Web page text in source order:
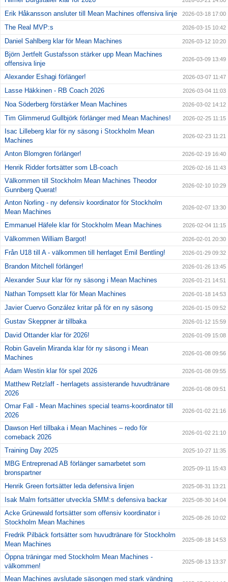
Erik Håkansson ansluter till Mean Machines offensiva linje 2026-03-18 17:00
The Real MVP:s 2026-03-15 10:42
Daniel Sahlberg klar för Mean Machines 2026-03-12 10:20
Björn Jertfelt Gustafsson stärker upp Mean Machines
offensiva linje
2026-03-09 13:49
Alexander Eshagi förlänger! 2026-03-07 11:47
Lasse Häkkinen - RB Coach 2026 2026-03-04 11:03
Noa Söderberg förstärker Mean Machines 2026-03-02 14:12
Tim Glimmerud Gullbjörk förlänger med Mean Machines! 2026-02-25 11:15
Isac Lilleberg klar för ny säsong i Stockholm Mean
Machines
2026-02-23 11:21
Anton Blomgren förlänger! 2026-02-19 16:40
Henrik Ridder fortsätter som LB-coach 2026-02-16 11:43
Välkommen till Stockholm Mean Machines Theodor
Gunnberg Querat!
2026-02-10 10:29
Anton Norling - ny defensiv koordinator för Stockholm
Mean Machines
2026-02-07 13:30
Emmanuel Häfele klar för Stockholm Mean Machines 2026-02-04 11:15
Välkommen William Bargot! 2026-02-01 20:30
Från U18 till A - välkommen till herrlaget Emil Bentling! 2026-01-29 09:32
Brandon Mitchell förlänger! 2026-01-26 13:45
Alexander Suur klar för ny säsong i Mean Machines 2026-01-21 14:51
Nathan Tompsett klar för Mean Machines 2026-01-18 14:53
Javier Cuervo González kritar på för en ny säsong 2026-01-15 09:52
Gustav Skeppner är tillbaka 2026-01-12 15:59
David Ottander klar för 2026! 2026-01-09 15:08
Robin Gavelin Miranda klar för ny säsong i Mean
Machines
2026-01-08 09:56
Adam Westin klar för spel 2026 2026-01-08 09:55
Matthew Retzlaff - herrlagets assisterande huvudtränare
2026
2026-01-08 09:51
Omar Fall - Mean Machines special teams-koordinator till
2026
2026-01-02 21:16
Dawson Herl tillbaka i Mean Machines – redo för
comeback 2026
2026-01-02 21:10
Training Day 2025 2025-10-27 11:35
MBG Entreprenad AB förlänger samarbetet som
bronspartner
2025-09-11 15:43
Henrik Green fortsätter leda defensiva linjen 2025-08-31 13:21
Isak Malm fortsätter utveckla SMM:s defensiva backar 2025-08-30 14:04
Acke Grünewald fortsätter som offensiv koordinator i
Stockholm Mean Machines
2025-08-26 10:02
Fredrik Pilbäck fortsätter som huvudtränare för Stockholm
Mean Machines
2025-08-18 14:53
Öppna träningar med Stockholm Mean Machines -
välkommen!
2025-08-13 13:37
Mean Machines avslutade säsongen med stark vändning